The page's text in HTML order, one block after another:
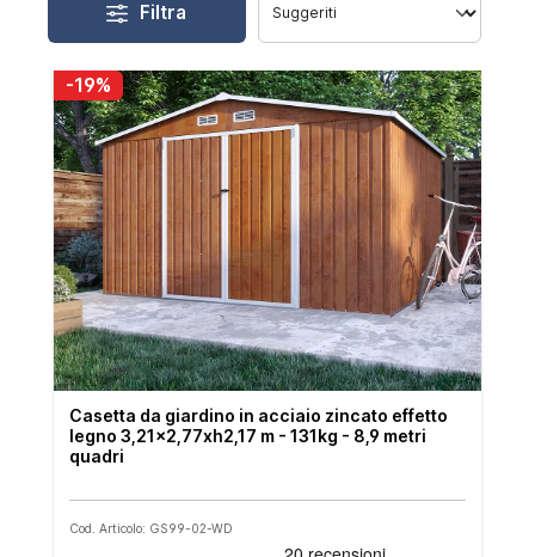
Filtra
-19%
Casetta da giardino in acciaio zincato effetto
legno 3,21x2,77xh2,17 m - 131kg - 8,9 metri
quadri
Cod. Articolo: GS99-02-WD